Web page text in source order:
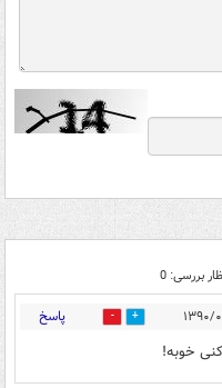
بررسی: 0
0 پاسخ
خوبه!